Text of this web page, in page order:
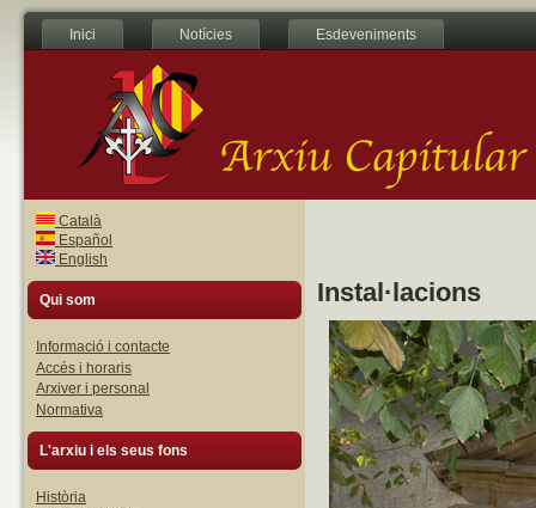
Inici Notícies Esdeveniments
Català
Español
English
Qui som
Informació i contacte
Accés i horaris
Arxiver i personal
Normativa
L'arxiu i els seus fons
Història
Instal·lacions